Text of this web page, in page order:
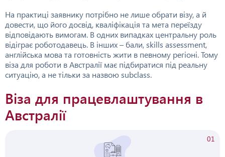
На практиці заявнику потрібно не лише обрати візу, а й
довести, що його досвід, кваліфікація та мета переїзду
відповідають вимогам. В одних випадках центральну роль
відіграє роботодавець. В інших – бали, skills assessment,
англійська мова та готовність жити в певному регіоні. Тому
віза для роботи в Австралії має підбиратися під реальну
ситуацію, а не тільки за назвою subclass.
Віза для працевлаштування в
Австралії
01